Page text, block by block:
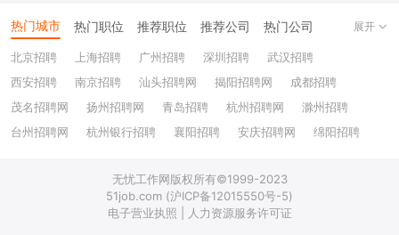
热门城市 热门职位 推荐职位 推荐公司 热门公司
北京招聘 上海招聘 广州招聘 深圳招聘
武汉招聘
西安招聘
南京招聘 汕头招聘网 揭阳招聘网
成都招聘
茂名招聘网
扬州招聘网 青岛招聘 杭州招聘网
滁州招聘
台州招聘网
杭州银行招聘 襄阳招聘 安庆招聘网
绵阳招聘
上饶招聘网
展开
无忧工作网版权所有©1999-2023
51job.com (沪ICP备12015550号-5)
电子营业执照 | 人力资源服务许可证